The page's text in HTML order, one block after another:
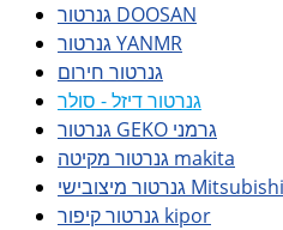
גנרטור DOOSAN
גנרטור YANMR
גנרטור חירום
גנרטור דיזל - סולר
גנרטור GEKO גרמני
גנרטור מקיטה makita
גנרטור מיצובישי Mitsubishi
גנרטור קיפור kipor